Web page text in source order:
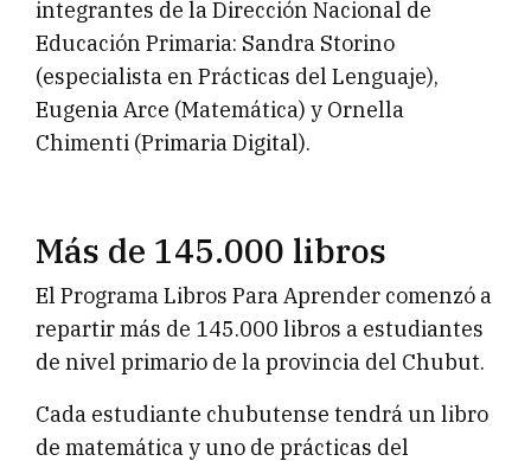
integrantes de la Dirección Nacional de
Educación Primaria: Sandra Storino
(especialista en Prácticas del Lenguaje),
Eugenia Arce (Matemática) y Ornella
Chimenti (Primaria Digital).
Más de 145.000 libros
El Programa Libros Para Aprender comenzó a
repartir más de 145.000 libros a estudiantes
de nivel primario de la provincia del Chubut.
Cada estudiante chubutense tendrá un libro
de matemática y uno de prácticas del